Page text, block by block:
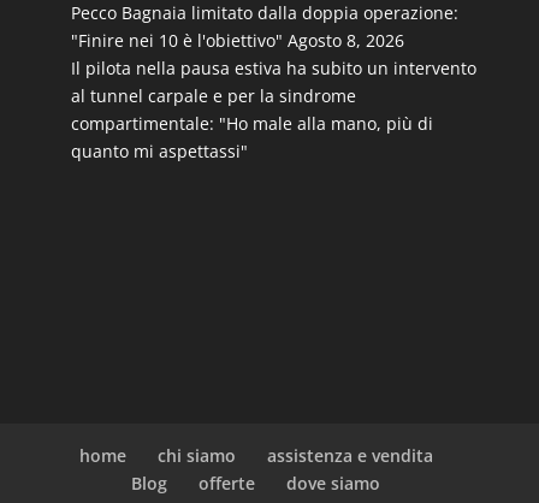
Pecco Bagnaia limitato dalla doppia operazione:
"Finire nei 10 è l'obiettivo" Agosto 8, 2026
Il pilota nella pausa estiva ha subito un intervento
al tunnel carpale e per la sindrome
compartimentale: "Ho male alla mano, più di
quanto mi aspettassi"
home chi siamo
assistenza e vendita
Blog
offerte
dove siamo